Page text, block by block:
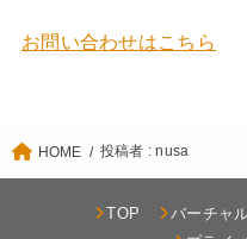
お問い合わせはこちら
HOME 投稿者 : nusa
TOP
バーチャ